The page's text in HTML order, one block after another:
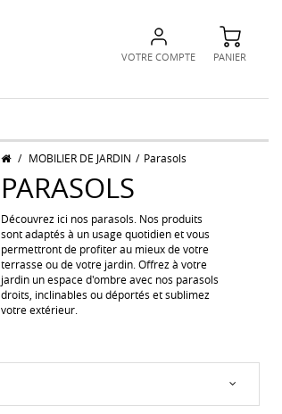
VOTRE COMPTE PANIER
/ MOBILIER DE JARDIN / Parasols
PARASOLS
Découvrez ici nos parasols. Nos produits
sont adaptés à un usage quotidien et vous
permettront de profiter au mieux de votre
terrasse ou de votre jardin. Offrez à votre
jardin un espace d'ombre avec nos parasols
droits, inclinables ou déportés et sublimez
votre extérieur.